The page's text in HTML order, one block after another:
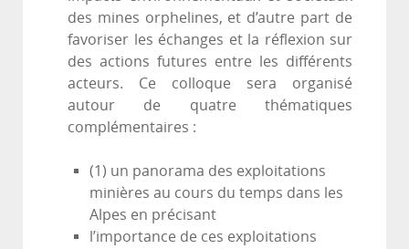
des mines orphelines, et d’autre part de
favoriser les échanges et la réflexion sur
des actions futures entre les différents
acteurs. Ce colloque sera organisé
autour de quatre thématiques
complémentaires :
(1) un panorama des exploitations
minières au cours du temps dans les
Alpes en précisant
l’importance de ces exploitations